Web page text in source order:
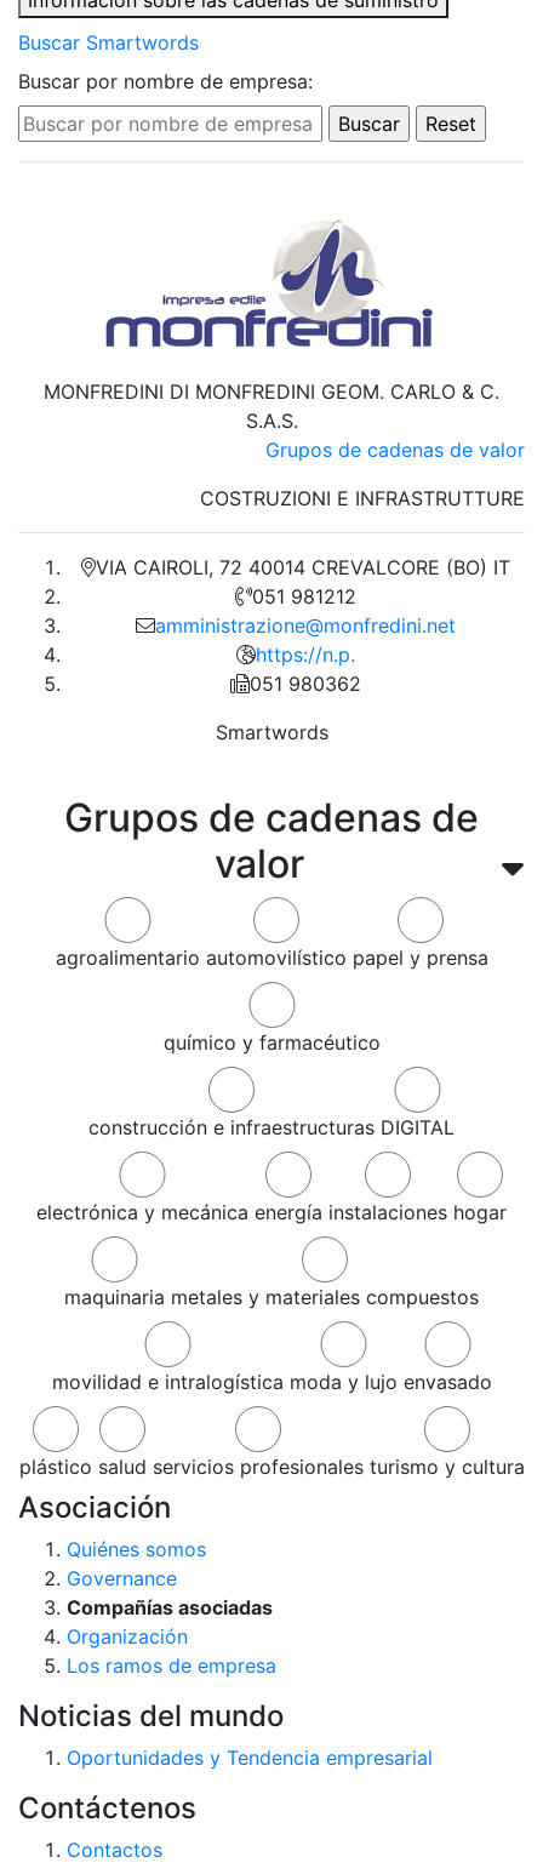
Buscar Smartwords
Buscar por nombre de empresa:
Grupos de cadenas de
valor
agroalimentario automovilístico papel y prensa
químico y farmacéutico
construcción e infraestructuras DIGITAL
electrónica y mecánica energía instalaciones hogar
maquinaria metales y materiales compuestos
movilidad e intralogística moda y lujo envasado
plástico salud servicios profesionales turismo y cultura
MONFREDINI DI MONFREDINI GEOM. CARLO & C.
S.A.S.
Grupos de cadenas de valor
COSTRUZIONI E INFRASTRUTTURE
VIA CAIROLI, 72 40014 CREVALCORE (BO) IT
051 981212
amministrazione@monfredini.net
https://n.p.
051 980362
Smartwords
Asociación
Quiénes somos
Governance
Compañías asociadas
Organización
Los ramos de empresa
Noticias del mundo
Oportunidades y Tendencia empresarial
Contáctenos
Contactos